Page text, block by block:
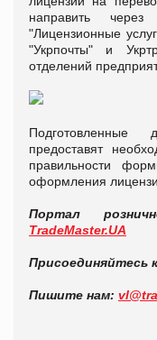
направить
"Лицензионные
"Укрпочты" и
отделений
предоставят
правильности
оформления
Портал
TradeMaster.UA
Присоединяйтесь
Пишите нам: